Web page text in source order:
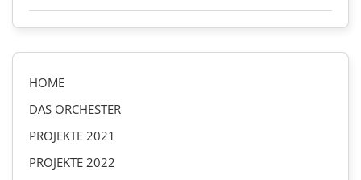
HOME
DAS ORCHESTER
PROJEKTE 2021
PROJEKTE 2022